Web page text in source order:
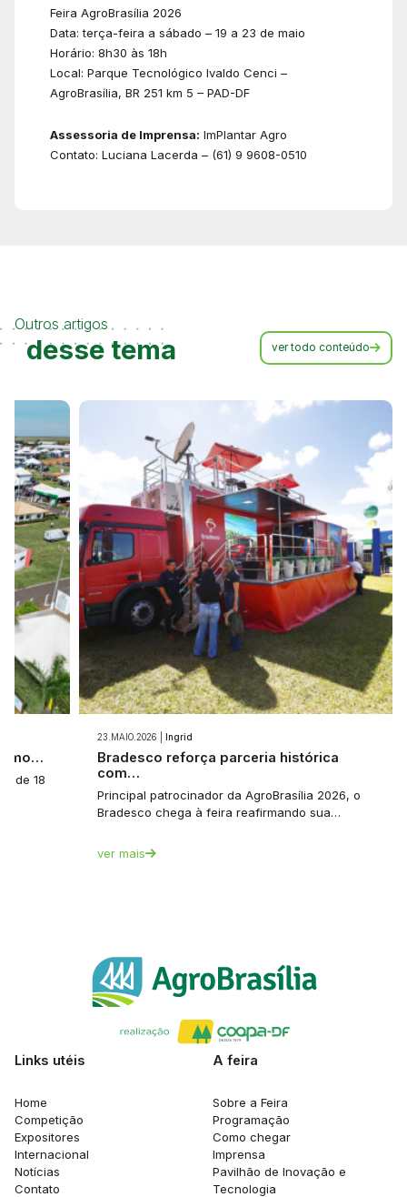
Feira AgroBrasília 2026
Data: terça-feira a sábado – 19 a 23 de maio
Horário: 8h30 às 18h
Local: Parque Tecnológico Ivaldo Cenci –
AgroBrasília, BR 251 km 5 – PAD-DF
Assessoria de Imprensa: ImPlantar Agro
Contato: Luciana Lacerda – (61) 9 9608-0510
Outros artigos
desse tema ver todo conteúdo
de 18
23.MAIO.2026 | Ingrid
Bradesco reforça parceria histórica
com…
Principal patrocinador da AgroBrasília 2026, o
Bradesco chega à feira reafirmando sua…
ver mais
Links utéis
Home
Competição
Expositores
Internacional
Notícias
Contato
A feira
Sobre a Feira
Programação
Como chegar
Imprensa
Pavilhão de Inovação e
Tecnologia